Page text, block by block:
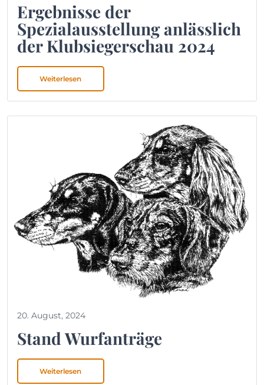
Ergebnisse der
Spezialausstellung anlässlich
der Klubsiegerschau 2024
Weiterlesen
20. August, 2024
Stand Wurfanträge
Weiterlesen